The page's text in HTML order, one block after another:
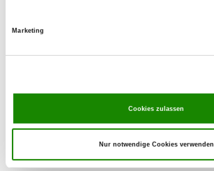
Marketing
Cookies zulassen
Nur notwendige Cookies verwenden